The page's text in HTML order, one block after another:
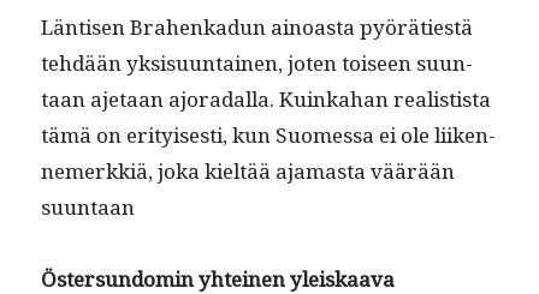
Län­tisen Bra­henkadun ain­oas­ta pyöräti­estä
tehdään yksisu­un­tainen, joten toiseen suun­
taan aje­taan ajo­radal­la. Kuinka­han real­is­tista
tämä on eri­tyis­es­ti, kun Suomes­sa ei ole liiken­
nemerkkiä, joka kieltää aja­mas­ta väärään
suuntaan
Öster­sun­domin yhteinen yleiskaava